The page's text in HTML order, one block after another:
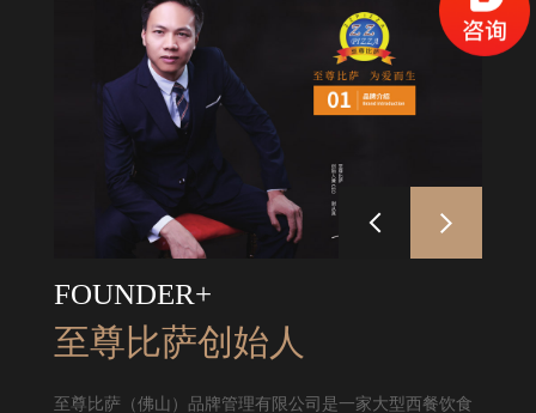
FOUNDER+
至尊比萨创始人
至尊比萨（佛山）品牌管理有限公司是一家大型西餐饮食